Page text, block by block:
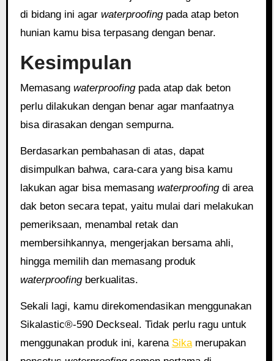
di bidang ini agar waterproofing pada atap beton
hunian kamu bisa terpasang dengan benar.
Kesimpulan
Memasang waterproofingpada atap dak beton
perlu dilakukan dengan benar agar manfaatnya
bisa dirasakan dengan sempurna.
Berdasarkan pembahasan di atas, dapat
disimpulkan bahwa, cara-cara yang bisa kamu
lakukan agar bisa memasang waterproofing di area
dak beton secara tepat, yaitu mulai dari melakukan
pemeriksaan, menambal retak dan
membersihkannya, mengerjakan bersama ahli,
hingga memilih dan memasang produk
waterproofingberkualitas.
Sekali lagi, kamu direkomendasikan menggunakan
Sikalastic®-590 Deckseal. Tidak perlu ragu untuk
menggunakan produk ini, karena Sikamerupakan